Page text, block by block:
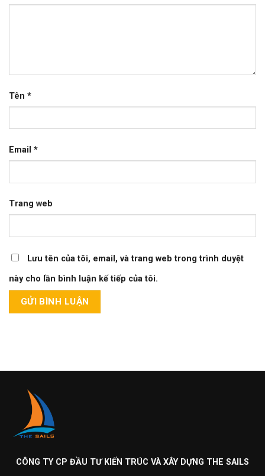
Tên *
Email *
Trang web
Lưu tên của tôi, email, và trang web trong trình duyệt
này cho lần bình luận kế tiếp của tôi.
CÔNG TY CP ĐẦU TƯ KIẾN TRÚC VÀ XÂY DỰNG THE SAILS